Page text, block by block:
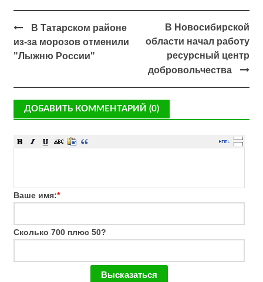
В Татарском районе
из-за морозов отменили
"Лыжню России"
В Новосибирской
области начал работу
ресурсный центр
добровольчества
ДОБАВИТЬ КОММЕНТАРИЙ (0)
Ваше имя:*
Сколько 700 плюс 50?